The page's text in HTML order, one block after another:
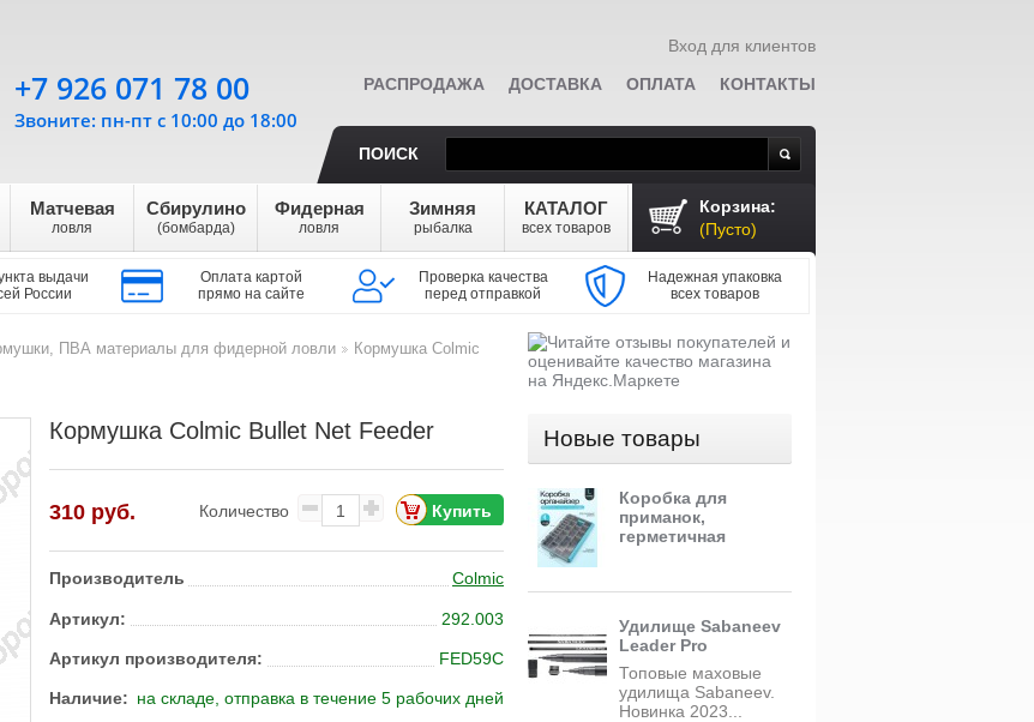
Вход для клиентов
Корзина:
(Пусто)
РАСПРОДАЖА ДОСТАВКА ОПЛАТА КОНТАКТЫ
ПОИСК
Матчевая
ловля
Сбирулино
(бомбарда)
Фидерная
ловля
Зимняя
рыбалка
КАТАЛОГ
всех товаров
выдачи
России
Оплата картой
прямо на сайте
Проверка качества
перед отправкой
Надежная упаковка
всех товаров
+7 926 071 78 00
Звоните: пн-пт с 10:00 до 18:00
ПВА материалы для фидерной ловли
Кормушка Colmic
Кормушка Colmic Bullet Net Feeder
310 руб. Количество
Производитель Colmic
Артикул: 292.003
Артикул производителя: FED59C
Наличие: на складе, отправка в течение 5 рабочих дней
Новые товары
Коробка для
приманок,
герметичная
Удилище Sabaneev
Leader Pro
Топовые маховые
удилища Sabaneev.
Новинка 2023...